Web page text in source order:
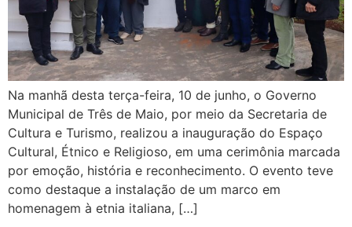
Na manhã desta terça-feira, 10 de junho, o Governo
Municipal de Três de Maio, por meio da Secretaria de
Cultura e Turismo, realizou a inauguração do Espaço
Cultural, Étnico e Religioso, em uma cerimônia marcada
por emoção, história e reconhecimento. O evento teve
como destaque a instalação de um marco em
homenagem à etnia italiana, […]